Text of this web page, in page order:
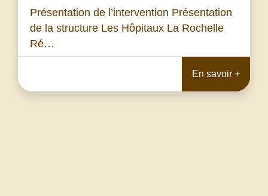
Présentation de l’intervention Présentation
de la structure Les Hôpitaux La Rochelle
Ré…
En savoir +